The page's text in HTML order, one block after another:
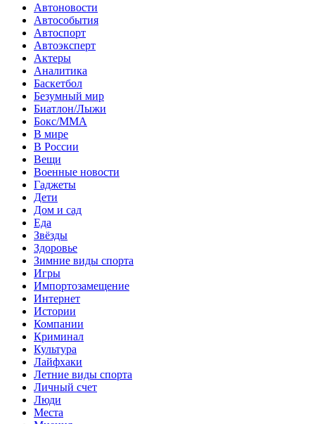
Автоновости
Автособытия
Автоспорт
Автоэксперт
Актеры
Аналитика
Баскетбол
Безумный мир
Биатлон/Лыжи
Бокс/MMA
В мире
В России
Вещи
Военные новости
Гаджеты
Дети
Дом и сад
Еда
Звёзды
Здоровье
Зимние виды спорта
Игры
Импортозамещение
Интернет
Истории
Компании
Криминал
Культура
Лайфхаки
Летние виды спорта
Личный счет
Люди
Места